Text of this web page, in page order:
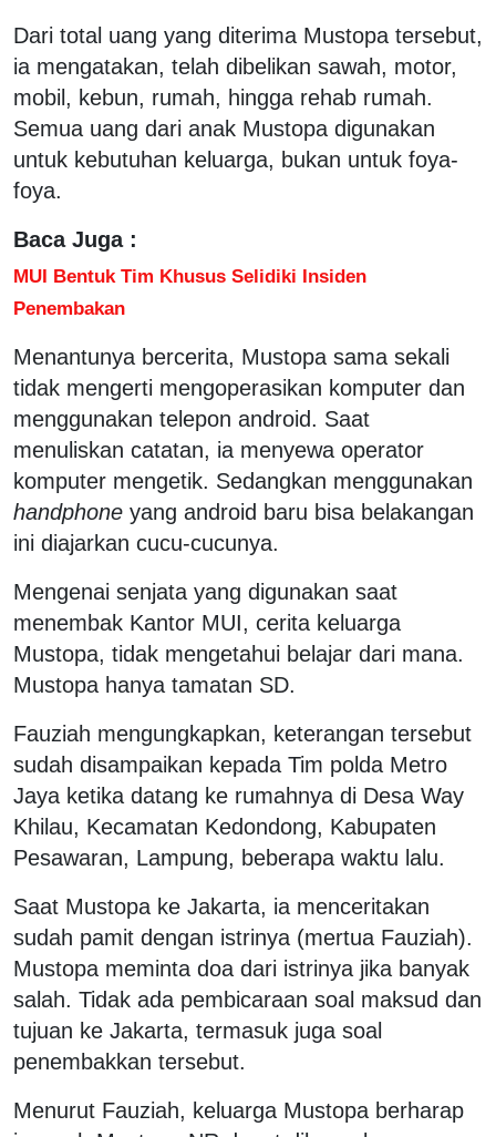
Dari total uang yang diterima Mustopa tersebut,
ia mengatakan, telah dibelikan sawah, motor,
mobil, kebun, rumah, hingga rehab rumah.
Semua uang dari anak Mustopa digunakan
untuk kebutuhan keluarga, bukan untuk foya-
foya.
Baca Juga :
MUI Bentuk Tim Khusus Selidiki Insiden
Penembakan
Menantunya bercerita, Mustopa sama sekali
tidak mengerti mengoperasikan komputer dan
menggunakan telepon android. Saat
menuliskan catatan, ia menyewa operator
komputer mengetik. Sedangkan menggunakan
handphone yang android baru bisa belakangan
ini diajarkan cucu-cucunya.
Mengenai senjata yang digunakan saat
menembak Kantor MUI, cerita keluarga
Mustopa, tidak mengetahui belajar dari mana.
Mustopa hanya tamatan SD.
Fauziah mengungkapkan, keterangan tersebut
sudah disampaikan kepada Tim polda Metro
Jaya ketika datang ke rumahnya di Desa Way
Khilau, Kecamatan Kedondong, Kabupaten
Pesawaran, Lampung, beberapa waktu lalu.
Saat Mustopa ke Jakarta, ia menceritakan
sudah pamit dengan istrinya (mertua Fauziah).
Mustopa meminta doa dari istrinya jika banyak
salah. Tidak ada pembicaraan soal maksud dan
tujuan ke Jakarta, termasuk juga soal
penembakkan tersebut.
Menurut Fauziah, keluarga Mustopa berharap